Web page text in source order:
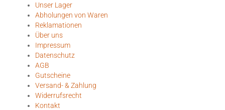
Unser Lager
Abholungen von Waren
Reklamationen
Über uns
Impressum
Datenschutz
AGB
Gutscheine
Versand- & Zahlung
Widerrufsrecht
Kontakt